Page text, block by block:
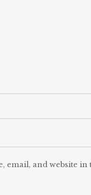
email, and website